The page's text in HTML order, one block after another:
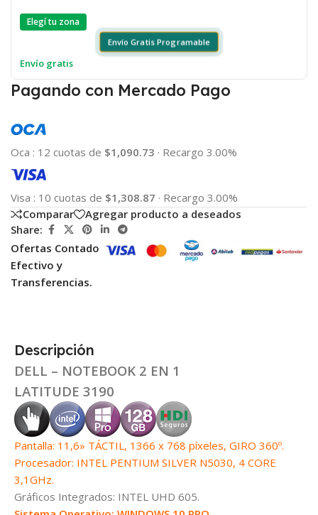
Elegí tu zona
Envío Gratis Programable
Envío gratis
Pagando con Mercado Pago
Oca : 12 cuotas de $1,090.73 · Recargo 3.00%
Visa : 10 cuotas de $1,308.87 · Recargo 3.00%
Comparar
Agregar producto a deseados
Share:
Ofertas Contado
Efectivo y
Transferencias.
Descripción
DELL – NOTEBOOK 2 EN 1
LATITUDE 3190
Pantalla: 11,6» TÁCTIL, 1366 x 768 píxeles, GIRO 360º.
Procesador: INTEL PENTIUM SILVER N5030, 4 CORE
3,1GHz.
Gráficos Integrados: INTEL UHD 605.